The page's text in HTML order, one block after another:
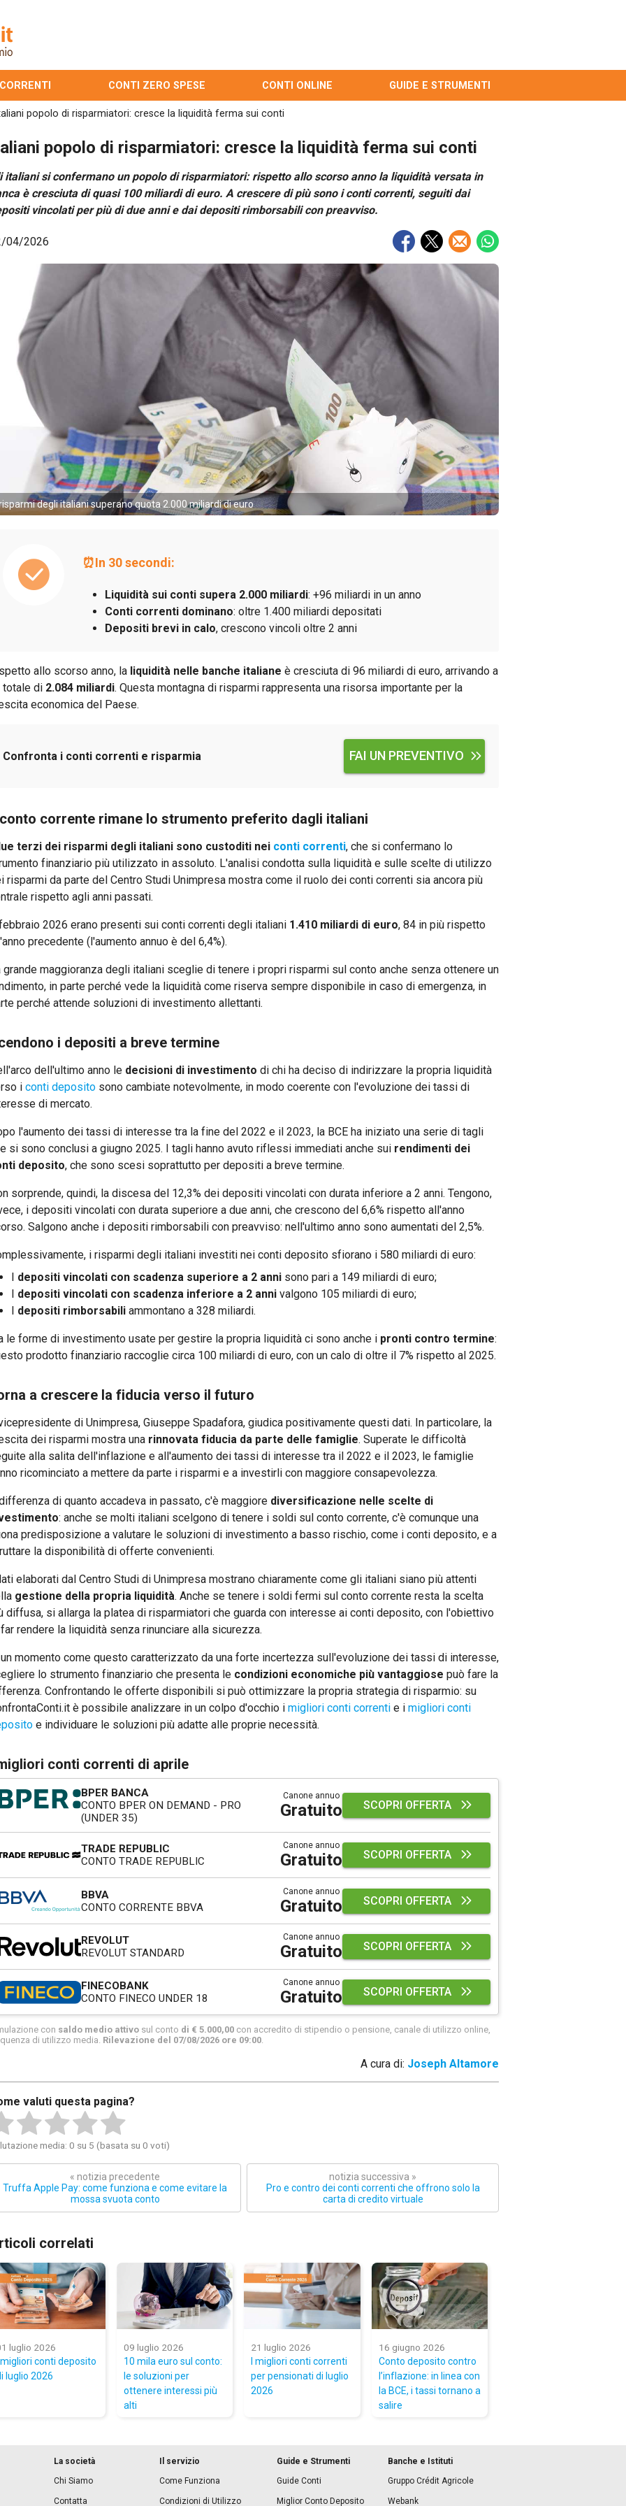
CONTI ZERO SPESE CONTI ONLINE GUIDE E STRUMENTI
popolo di risparmiatori: cresce la liquidità ferma sui conti
popolo di risparmiatori: cresce la liquidità ferma sui conti
italiani si confermano un popolo di risparmiatori: rispetto allo scorso anno la liquidità versata in
è cresciuta di quasi 100 miliardi di euro. A crescere di più sono i conti correnti, seguiti dai
vincolati per più di due anni e dai depositi rimborsabili con preavviso.
04/2026
degli italiani superano quota 2.000 miliardi di euro
⏰In 30 secondi:
Liquidità sui conti supera 2.000 miliardi: +96 miliardi in un anno
Conti correnti dominano: oltre 1.400 miliardi depositati
Depositi brevi in calo, crescono vincoli oltre 2 anni
allo scorso anno, la liquidità nelle banche italiane è cresciuta di 96 miliardi di euro, arrivando a
totale di 2.084 miliardi. Questa montagna di risparmi rappresenta una risorsa importante per la
economica del Paese.
Confronta i conti correnti e risparmia FAI UN PREVENTIVO
corrente rimane lo strumento preferito dagli italiani
terzi dei risparmi degli italiani sono custoditi nei conti correnti, che si confermano lo
finanziario più utilizzato in assoluto. L'analisi condotta sulla liquidità e sulle scelte di utilizzo
risparmi da parte del Centro Studi Unimpresa mostra come il ruolo dei conti correnti sia ancora più
rispetto agli anni passati.
2026 erano presenti sui conti correnti degli italiani 1.410 miliardi di euro, 84 in più rispetto
precedente (l'aumento annuo è del 6,4%).
grande maggioranza degli italiani sceglie di tenere i propri risparmi sul conto anche senza ottenere un
in parte perché vede la liquidità come riserva sempre disponibile in caso di emergenza, in
perché attende soluzioni di investimento allettanti.
i depositi a breve termine
dell'ultimo anno le decisioni di investimento di chi ha deciso di indirizzare la propria liquidità
i conti deposito sono cambiate notevolmente, in modo coerente con l'evoluzione dei tassi di
di mercato.
l'aumento dei tassi di interesse tra la fine del 2022 e il 2023, la BCE ha iniziato una serie di tagli
si sono conclusi a giugno 2025. I tagli hanno avuto riflessi immediati anche sui rendimenti dei
deposito, che sono scesi soprattutto per depositi a breve termine.
sorprende, quindi, la discesa del 12,3% dei depositi vincolati con durata inferiore a 2 anni. Tengono,
i depositi vincolati con durata superiore a due anni, che crescono del 6,6% rispetto all'anno
Salgono anche i depositi rimborsabili con preavviso: nell'ultimo anno sono aumentati del 2,5%.
i risparmi degli italiani investiti nei conti deposito sfiorano i 580 miliardi di euro:
I depositi vincolati con scadenza superiore a 2 anni sono pari a 149 miliardi di euro;
I depositi vincolati con scadenza inferiore a 2 anni valgono 105 miliardi di euro;
I depositi rimborsabili ammontano a 328 miliardi.
le forme di investimento usate per gestire la propria liquidità ci sono anche i pronti contro termine:
prodotto finanziario raccoglie circa 100 miliardi di euro, con un calo di oltre il 7% rispetto al 2025.
a crescere la fiducia verso il futuro
di Unimpresa, Giuseppe Spadafora, giudica positivamente questi dati. In particolare, la
dei risparmi mostra una rinnovata fiducia da parte delle famiglie. Superate le difficoltà
alla salita dell'inflazione e all'aumento dei tassi di interesse tra il 2022 e il 2023, le famiglie
ricominciato a mettere da parte i risparmi e a investirli con maggiore consapevolezza.
di quanto accadeva in passato, c'è maggiore diversificazione nelle scelte di
: anche se molti italiani scelgono di tenere i soldi sul conto corrente, c'è comunque una
predisposizione a valutare le soluzioni di investimento a basso rischio, come i conti deposito, e a
la disponibilità di offerte convenienti.
elaborati dal Centro Studi di Unimpresa mostrano chiaramente come gli italiani siano più attenti
gestione della propria liquidità. Anche se tenere i soldi fermi sul conto corrente resta la scelta
diffusa, si allarga la platea di risparmiatori che guarda con interesse ai conti deposito, con l'obiettivo
rendere la liquidità senza rinunciare alla sicurezza.
momento come questo caratterizzato da una forte incertezza sull'evoluzione dei tassi di interesse,
lo strumento finanziario che presenta le condizioni economiche più vantaggiose può fare la
Confrontando le offerte disponibili si può ottimizzare la propria strategia di risparmio: su
è possibile analizzare in un colpo d'occhio i migliori conti correnti e i migliori conti
e individuare le soluzioni più adatte alle proprie necessità.
conti correnti di aprile
BPER BANCA
CONTO BPER ON DEMAND - PRO
(UNDER 35)
Canone annuo
Gratuito SCOPRI OFFERTA
TRADE REPUBLIC
CONTO TRADE REPUBLIC
Canone annuo
Gratuito SCOPRI OFFERTA
BBVA
CONTO CORRENTE BBVA
Canone annuo
Gratuito SCOPRI OFFERTA
REVOLUT
REVOLUT STANDARD
Canone annuo
Gratuito SCOPRI OFFERTA
FINECOBANK
CONTO FINECO UNDER 18
Canone annuo
Gratuito SCOPRI OFFERTA
con saldo medio attivo sul conto di € 5.000,00 con accredito di stipendio o pensione, canale di utilizzo online,
di utilizzo media. Rilevazione del 07/08/2026 ore 09:00.
A cura di: Joseph Altamore
valuti questa pagina?
media: 0 su 5 (basata su 0 voti)
« notizia precedente
Truffa Apple Pay: come funziona e come evitare la
mossa svuota conto
notizia successiva »
Pro e contro dei conti correnti che offrono solo la
carta di credito virtuale
correlati
luglio 2026
I migliori conti deposito
luglio 2026
09 luglio 2026
10 mila euro sul conto:
le soluzioni per
ottenere interessi più
alti
21 luglio 2026
I migliori conti correnti
per pensionati di luglio
2026
16 giugno 2026
Conto deposito contro
l’inflazione: in linea con
la BCE, i tassi tornano a
salire
La società
Chi Siamo
Contatta
Il servizio
Come Funziona
Condizioni di Utilizzo
Guide e Strumenti
Guide Conti
Miglior Conto Deposito
Banche e Istituti
Gruppo Crédit Agricole
Webank